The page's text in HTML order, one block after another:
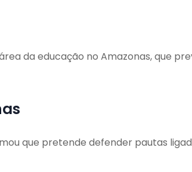
da educação no Amazonas, que
que pretende defender pautas